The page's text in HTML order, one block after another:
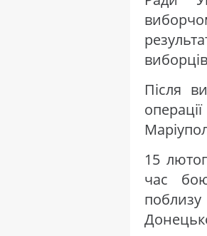
Після
15
час